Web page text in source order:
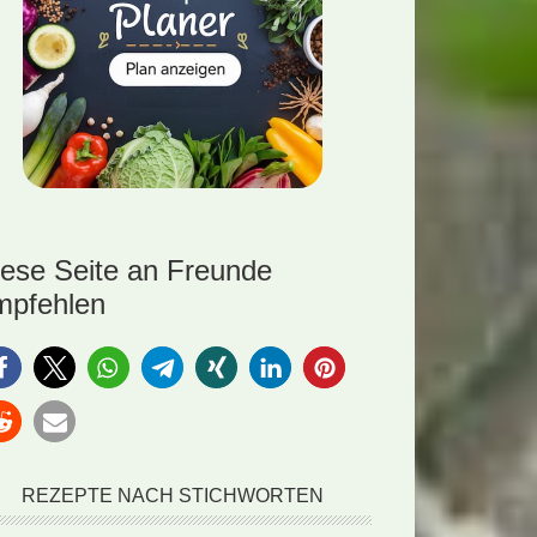
Seite an Freunde
REZEPTE NACH STICHWORTEN